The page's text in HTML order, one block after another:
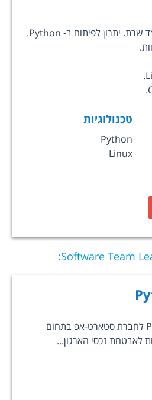
טכנולוגיות
Python
Linux
Software Team
:
דרוש Python Engineer לחברת סטארט-אפ בתחום
לאבטחת נכסי הארגון...